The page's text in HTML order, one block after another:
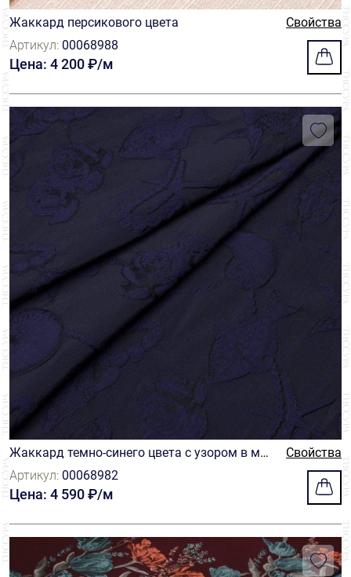
Жаккард персикового цвета
Свойства
Артикул: 00068988
Цена: 4 200 ₽/м
Жаккард темно-синего цвета с узором в мор
ской тематике
Свойства
Артикул: 00068982
Цена: 4 590 ₽/м